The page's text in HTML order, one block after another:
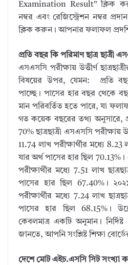
Examination Result” ক্লিক
নম্বর এবং রেজিস্ট্রেশন নম্বর
ক্লিক করুন। আপনার ফলাফল
প্রতি বছর কি পরিমাণ ছাত্র ছাত্রী
এসএসসি পরীক্ষায় উত্তীর্ণ
বিষয়ের উপর, যেমন: প্রতি বছর
পাচ্ছে। পাসের হার বছর থেকে
মান পরিবর্তিত হতে পারে, যা
গত কয়েক বছরের তথ্য অনুসারে,
70% ছাত্রছাত্রী এসএসসি পরীক্ষায়
11.74 লাখ পরীক্ষার্থীর মধ্যে 8.23
যার অর্থ পাসের হার ছিল
পরীক্ষার্থীর মধ্যে 7.51 লাখ
পাসের হার ছিল 67.40%।
পরীক্ষার্থীর মধ্যে 7.24 লাখ
পাসের হার ছিল 68.15%।
কেবলমাত্র একটি অনুমান।
জানতে, আপনি সংশ্লিষ্ট শিক্ষা
দেশে মোট এইচ.এসসি সিট সংখ্যা